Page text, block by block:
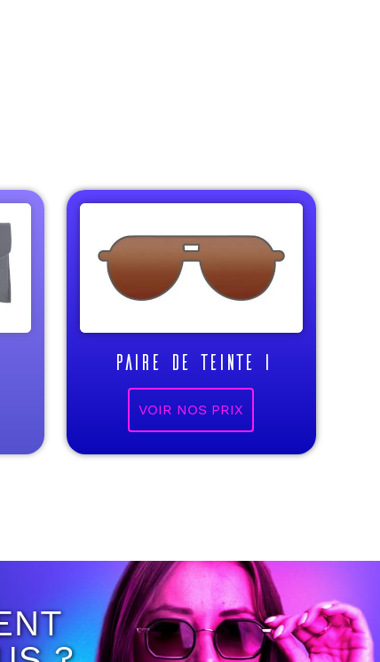
PAIRE DE TEINTE I
VOIR NOS PRIX